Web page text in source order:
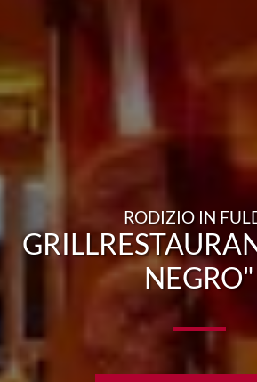
RODIZIO IN
NEGRO"